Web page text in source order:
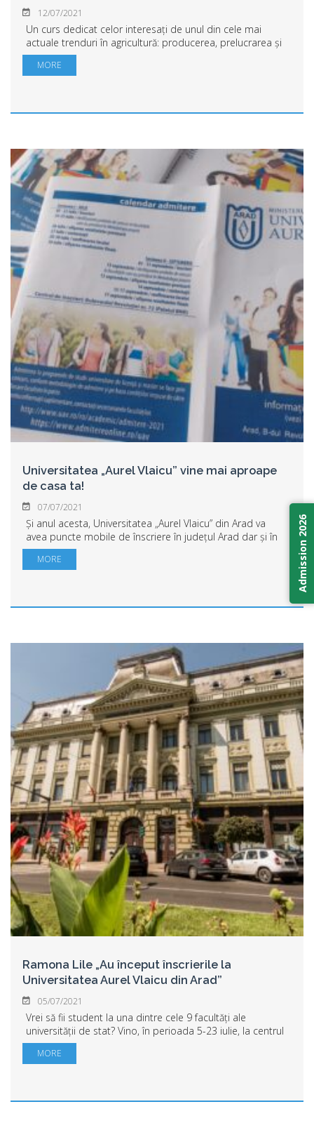
12/07/2021
Un curs dedicat celor interesați de unul din cele mai
actuale trenduri în agricultură: producerea, prelucrarea și
comercializarea produselor ecologice se va desfășura
online în data de 15 iulie de la ...
MORE
Universitatea „Aurel Vlaicu” vine mai aproape
de casa ta!
07/07/2021
Și anul acesta, Universitatea „Aurel Vlaicu” din Arad va
avea puncte mobile de înscriere în județul Arad dar și în
localitățile Timișoara, Deva și Caransebeș. Cei care doresc
să afle informații despre...
MORE
Ramona Lile „Au început înscrierile la
Universitatea Aurel Vlaicu din Arad”
05/07/2021
Vrei să fii student la una dintre cele 9 facultăți ale
universității de stat? Vino, în perioada 5-23 iulie, la centrul
unic de înscriere situat în Palatul BNR, Bd. Revoluției nr. 77
(vis a vis de Prim...
MORE
Admission 2026